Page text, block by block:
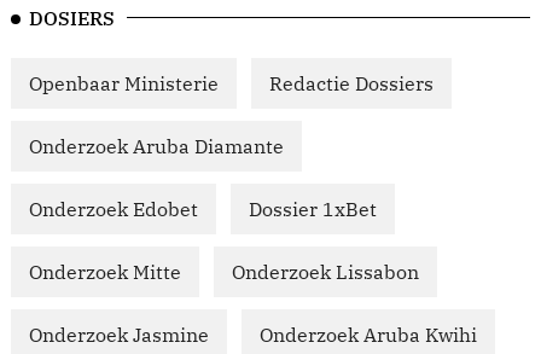
DOSIERS
Openbaar Ministerie Redactie Dossiers
Onderzoek Aruba Diamante
Onderzoek Edobet Dossier 1xBet
Onderzoek Mitte Onderzoek Lissabon
Onderzoek Jasmine Onderzoek Aruba Kwihi